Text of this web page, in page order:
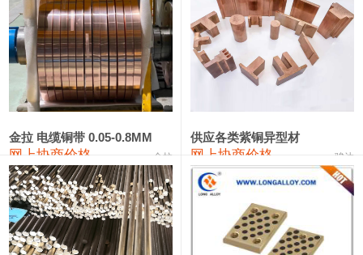
磷铜合金 110,800—117,600 114,200 400
无氧铜丝(硬) 109,710—110,010 109,860
R410A专用紫铜管 113,700—113,700
铸造铝合金锭(A380） 26,300—26,500 26,400 100
铝合金ADC12 24,200—24,400 100
铸造铝合金锭(ZL102) 24,300—24,500 24,400
金拉 电缆铜带 0.05-0.8MM
网上协商价格 金拉
供应各类紫铜异型材
网上协商价格 骏达